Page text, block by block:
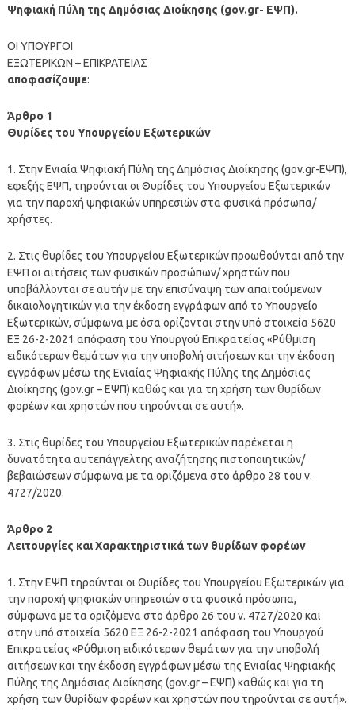
Ψηφιακή Πύλη της Δημόσιας Διοίκησης (gov.gr- ΕΨΠ).
ΟΙ ΥΠΟΥΡΓΟΙ
ΕΞΩΤΕΡΙΚΩΝ – ΕΠΙΚΡΑΤΕΙΑΣ
αποφασίζουμε:
Άρθρο 1
Θυρίδες του Υπουργείου Εξωτερικών
1. Στην Ενιαία Ψηφιακή Πύλη της Δημόσιας Διοίκησης (gov.gr-ΕΨΠ),
εφεξής ΕΨΠ, τηρούνται οι Θυρίδες του Υπουργείου Εξωτερικών
για την παροχή ψηφιακών υπηρεσιών στα φυσικά πρόσωπα/
χρήστες.
2. Στις θυρίδες του Υπουργείου Εξωτερικών προωθούνται από την
ΕΨΠ οι αιτήσεις των φυσικών προσώπων/ χρηστών που
υποβάλλονται σε αυτήν με την επισύναψη των απαιτούμενων
δικαιολογητικών για την έκδοση εγγράφων από το Υπουργείο
Εξωτερικών, σύμφωνα με όσα ορίζονται στην υπό στοιχεία 5620
ΕΞ 26-2-2021 απόφαση του Υπουργού Επικρατείας «Ρύθμιση
ειδικότερων θεμάτων για την υποβολή αιτήσεων και την έκδοση
εγγράφων μέσω της Ενιαίας Ψηφιακής Πύλης της Δημόσιας
Διοίκησης (gov.gr – ΕΨΠ) καθώς και για τη χρήση των θυρίδων
φορέων και χρηστών που τηρούνται σε αυτή».
3. Στις θυρίδες του Υπουργείου Εξωτερικών παρέχεται η
δυνατότητα αυτεπάγγελτης αναζήτησης πιστοποιητικών/
βεβαιώσεων σύμφωνα με τα οριζόμενα στο άρθρο 28 του ν.
4727/2020.
Άρθρο 2
Λειτουργίες και Χαρακτηριστικά των θυρίδων φορέων
1. Στην ΕΨΠ τηρούνται οι Θυρίδες του Υπουργείου Εξωτερικών για
την παροχή ψηφιακών υπηρεσιών στα φυσικά πρόσωπα,
σύμφωνα με τα οριζόμενα στο άρθρο 26 του ν. 4727/2020 και
στην υπό στοιχεία 5620 ΕΞ 26-2-2021 απόφαση του Υπουργού
Επικρατείας «Ρύθμιση ειδικότερων θεμάτων για την υποβολή
αιτήσεων και την έκδοση εγγράφων μέσω της Ενιαίας Ψηφιακής
Πύλης της Δημόσιας Διοίκησης (gov.gr – ΕΨΠ) καθώς και για τη
χρήση των θυρίδων φορέων και χρηστών που τηρούνται σε αυτή».